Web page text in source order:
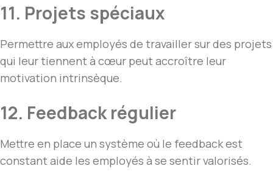
11. Projets spéciaux
Permettre aux employés de travailler sur des projets
qui leur tiennent à cœur peut accroître leur
motivation intrinsèque.
12. Feedback régulier
Mettre en place un système où le feedback est
constant aide les employés à se sentir valorisés.